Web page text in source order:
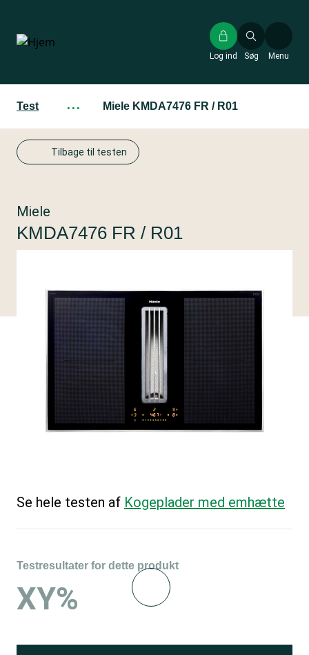
hovedindhold
Søg
Log ind Menu
Test ··· Miele KMDA7476 FR / R01
Tilbage til testen
Miele
KMDA7476 FR / R01
Se hele testen af Kogeplader med emhætte
Testresultater for dette produkt
XY%